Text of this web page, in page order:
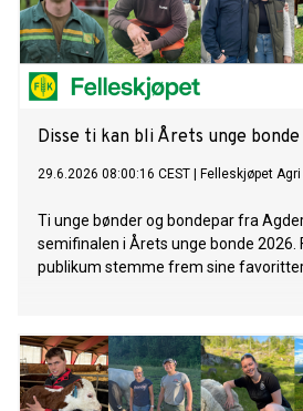
Disse ti kan bli Årets unge
29.6.2026 08:00:16 CEST Felleskjøpet Agri
Ti unge bønder og bondepar fra
semifinalen i Årets unge bonde 2026.
publikum stemme frem sine